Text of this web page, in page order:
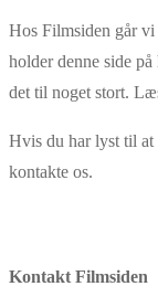
Hos Filmsiden går
holder denne side
det til noget stort.
Hvis du har lyst til
kontakte os.
Kontakt Filmsiden